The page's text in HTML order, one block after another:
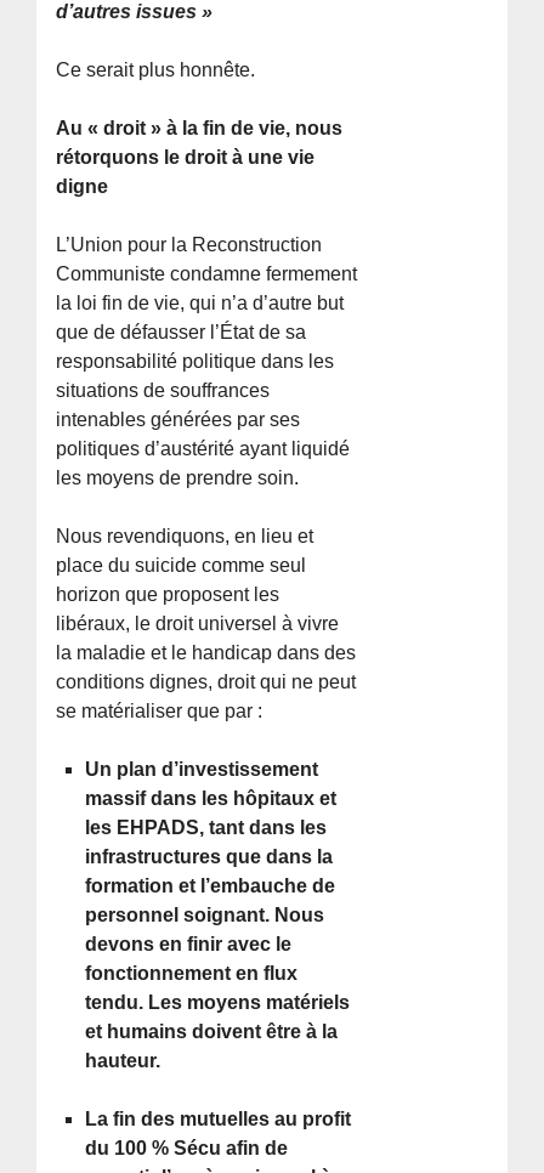
d’autres issues »
Ce serait plus honnête.
Au « droit » à la fin de vie, nous
rétorquons le droit à une vie
digne
L’Union pour la Reconstruction
Communiste condamne fermement
la loi fin de vie, qui n’a d’autre but
que de défausser l’État de sa
responsabilité politique dans les
situations de souffrances
intenables générées par ses
politiques d’austérité ayant liquidé
les moyens de prendre soin.
Nous revendiquons, en lieu et
place du suicide comme seul
horizon que proposent les
libéraux, le droit universel à vivre
la maladie et le handicap dans des
conditions dignes, droit qui ne peut
se matérialiser que par :
Un plan d’investissement
massif dans les hôpitaux et
les EHPADS, tant dans les
infrastructures que dans la
formation et l’embauche de
personnel soignant. Nous
devons en finir avec le
fonctionnement en flux
tendu. Les moyens matériels
et humains doivent être à la
hauteur.
La fin des mutuelles au profit
du 100 % Sécu afin de